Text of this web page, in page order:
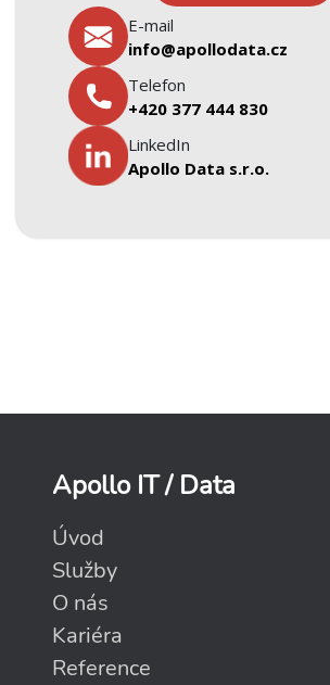
E-mail
info@apollodata.cz
Telefon
+420 377 444 830
LinkedIn
Apollo Data s.r.o.
Apollo IT / Data
Úvod
Služby
O nás
Kariéra
Reference